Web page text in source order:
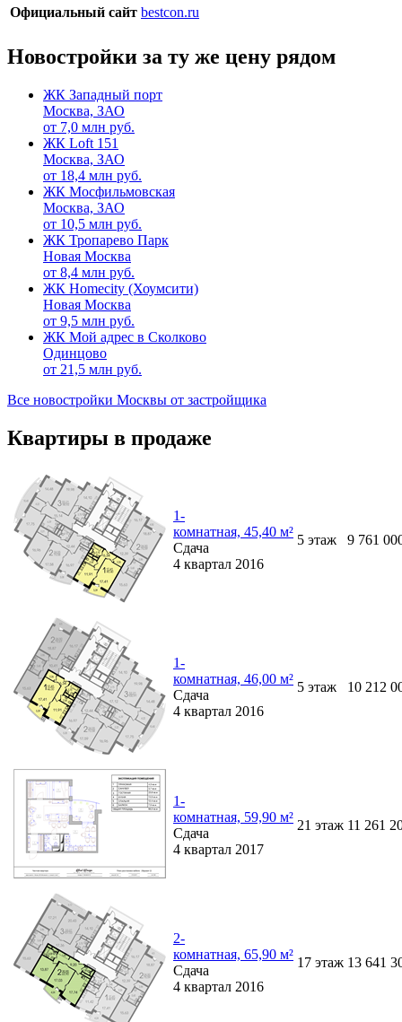
Официальный сайт bestcon.ru
Новостройки за ту же цену рядом
ЖК Западный порт
Москва, ЗАО
от 7,0 млн руб.
ЖК Loft 151
Москва, ЗАО
от 18,4 млн руб.
ЖК Мосфильмовская
Москва, ЗАО
от 10,5 млн руб.
ЖК Тропарево Парк
Новая Москва
от 8,4 млн руб.
ЖК Homecity (Хоумсити)
Новая Москва
от 9,5 млн руб.
ЖК Мой адрес в Сколково
Одинцово
от 21,5 млн руб.
Все новостройки Москвы от застройщика
Квартиры в продаже
1-
комнатная, 45,40 м²
Сдача
4 квартал 2016
5 этаж 9 761
1-
комнатная, 46,00 м²
Сдача
4 квартал 2016
5 этаж 10 212
1-
комнатная, 59,90 м²
Сдача
4 квартал 2017
21 этаж 11 261
2-
комнатная, 65,90 м²
Сдача
4 квартал 2016
17 этаж 13 641